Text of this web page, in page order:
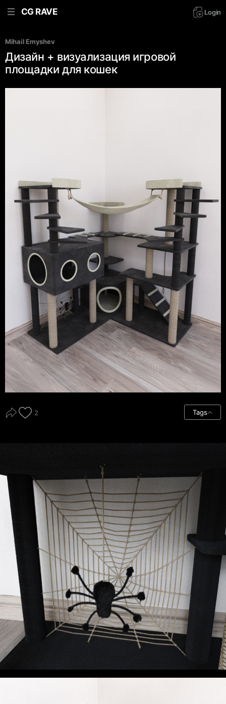
CG RAVE Login
Mihail Emyshev
Дизайн + визуализация игровой
площадки для кошек
2 Tags